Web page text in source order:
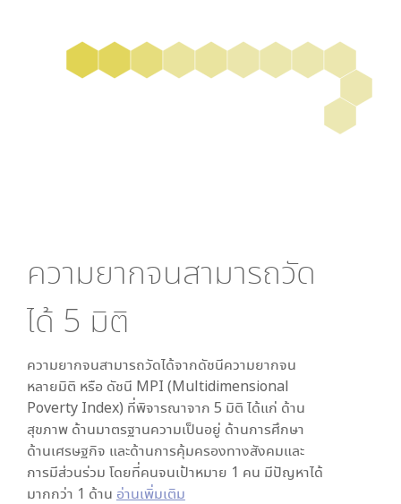
ความยากจนสามารถวัด
ได้ 5 มิติ
ความยากจนสามารถวัดได้จากดัชนีความยากจน
หลายมิติ หรือ ดัชนี MPI (Multidimensional
Poverty Index) ที่พิจารณาจาก 5 มิติ ได้แก่ ด้าน
สุขภาพ ด้านมาตรฐานความเป็นอยู่ ด้านการศึกษา
ด้านเศรษฐกิจ และด้านการคุ้มครองทางสังคมและ
การมีส่วนร่วม โดยที่คนจนเป้าหมาย 1 คน มีปัญหาได้
มากกว่า 1 ด้าน อ่านเพิ่มเติม